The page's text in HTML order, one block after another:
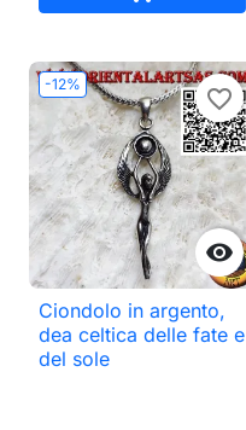
-12%

favorite_border
Ciondolo in argento,
dea celtica delle fate e
del sole